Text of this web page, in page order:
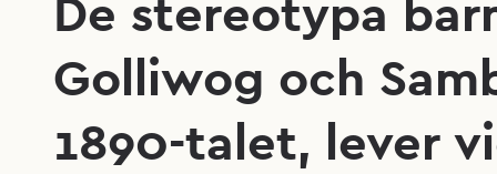
De stereotypa
Golliwog och
1890-talet, lever